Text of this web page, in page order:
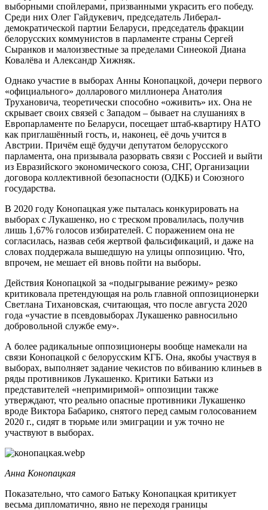
выборными спойлерами, призванными украсить его победу.
Среди них Олег Гайдукевич, председатель Либерал-
демократической партии Беларуси, председатель фракции
белорусских коммунистов в парламенте страны Сергей
Сыранков и малоизвестные за пределами Синеокой Диана
Ковалёва и Александр Хижняк.
Однако участие в выборах Анны Конопацкой, дочери первого
«официального» долларового миллионера Анатолия
Трухановича, теоретически способно «оживить» их. Она не
скрывает своих связей с Западом – бывает на слушаниях в
Европарламенте по Беларуси, посещает штаб-квартиру НАТО
как приглашённый гость, и, наконец, её дочь учится в
Австрии. Причём ещё будучи депутатом белорусского
парламента, она призывала разорвать связи с Россией и выйти
из Евразийского экономического союза, СНГ, Организации
договора коллективной безопасности (ОДКБ) и Союзного
государства.
В 2020 году Конопацкая уже пыталась конкурировать на
выборах с Лукашенко, но с треском провалилась, получив
лишь 1,67% голосов избирателей. С поражением она не
согласилась, назвав себя жертвой фальсификаций, и даже на
словах поддержала вышедшую на улицы оппозицию. Что,
впрочем, не мешает ей вновь пойти на выборы.
Действия Конопацкой за «подыгрывание режиму» резко
критиковала претендующая на роль главной оппозиционерки
Светлана Тихановская, считающая, что после августа 2020
года «участие в псевдовыборах Лукашенко равносильно
добровольной службе ему».
А более радикальные оппозиционеры вообще намекали на
связи Конопацкой с белорусским КГБ. Она, якобы участвуя в
выборах, выполняет задание чекистов по вбиванию клиньев в
ряды противников Лукашенко. Критики Батьки из
представителей «непримиримой» оппозиции также
утверждают, что реально опасные противники Лукашенко
вроде Виктора Бабарико, снятого перед самым голосованием
2020 г., сидят в тюрьме или эмиграции и уж точно не
участвуют в выборах.
Анна Конопацкая
Показательно, что самого Батьку Конопацкая критикует
весьма дипломатично, явно не переходя границы